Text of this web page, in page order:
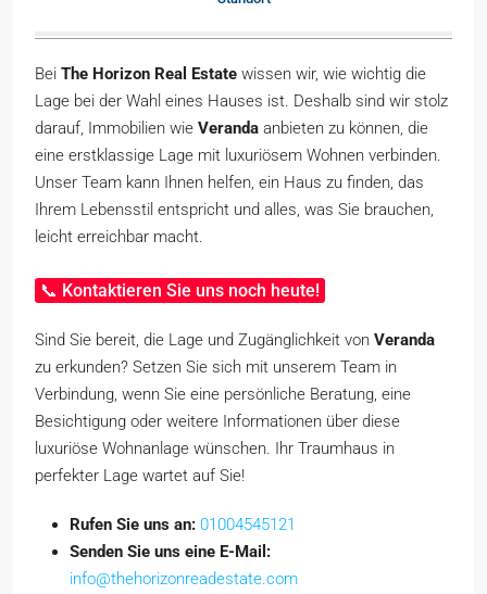
Bei The Horizon Real Estate wissen wir, wie wichtig die
Lage bei der Wahl eines Hauses ist. Deshalb sind wir stolz
darauf, Immobilien wie Veranda anbieten zu können, die
eine erstklassige Lage mit luxuriösem Wohnen verbinden.
Unser Team kann Ihnen helfen, ein Haus zu finden, das
Ihrem Lebensstil entspricht und alles, was Sie brauchen,
leicht erreichbar macht.
📞 Kontaktieren Sie uns noch heute!
Sind Sie bereit, die Lage und Zugänglichkeit von Veranda
zu erkunden? Setzen Sie sich mit unserem Team in
Verbindung, wenn Sie eine persönliche Beratung, eine
Besichtigung oder weitere Informationen über diese
luxuriöse Wohnanlage wünschen. Ihr Traumhaus in
perfekter Lage wartet auf Sie!
Rufen Sie uns an: 01004545121
Senden Sie uns eine E-Mail:
info@thehorizonreadestate.com